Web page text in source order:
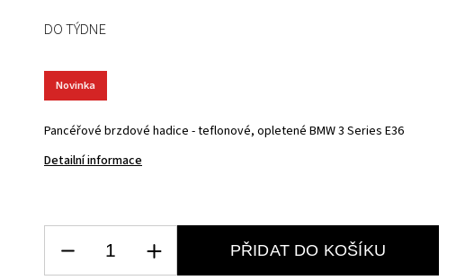
Pancéřové brzdové hadice - teflonové, opletené BMW 3 Series E36
Detailní informace
Novinka
DO TÝDNE
PŘIDAT DO KOŠÍKU